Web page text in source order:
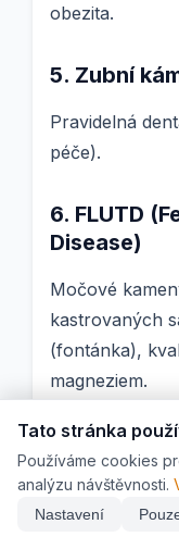
obezita.
5. Zubní
Pravidelná
péče).
6. FLUTD
Disease)
Močové
kastrovaných
(fontánka),
magneziem.
Délka života
14-18 let, s
22 let). Britka
Tato stránka
Používáme cookies
analýzu návštěvnosti.
Nastavení